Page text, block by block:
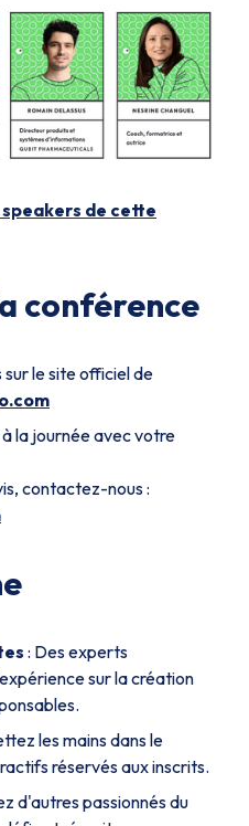
de cette
conférence
le site officiel de
la journée avec votre
contactez-nous :
: Des experts
sur la création
les mains dans le
réservés aux inscrits.
d'autres passionnés du